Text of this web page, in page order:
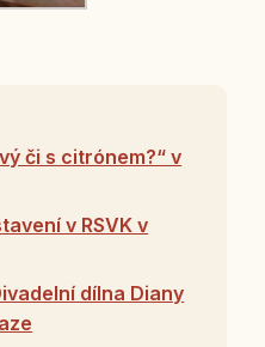
či s citrónem?“ v
v RSVK v
dílna Diany